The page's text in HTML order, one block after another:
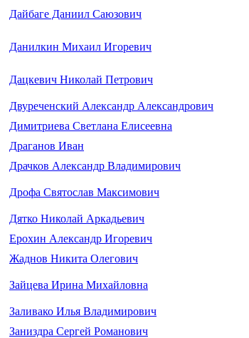
Дайбаге Даниил Саюзович
Данилкин Михаил Игоревич
Дацкевич Николай Петрович
Двуреченский Александр Александрович
Димитриева Светлана Елисеевна
Драганов Иван
Драчков Александр Владимирович
Дрофа Святослав Максимович
Дятко Николай Аркадьевич
Ерохин Александр Игоревич
Жаднов Никита Олегович
Зайцева Ирина Михайловна
Заливако Илья Владимирович
Заниздра Сергей Романович